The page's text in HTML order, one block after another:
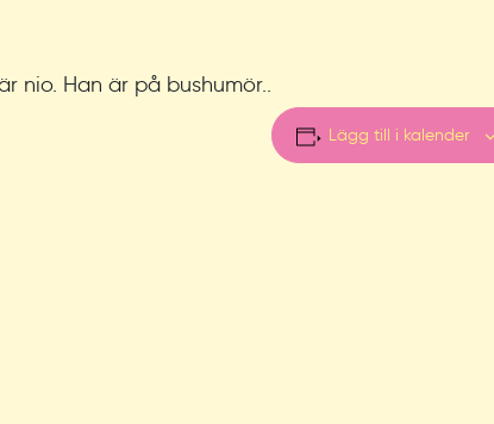
nio. Han är på bushumör..
Lägg till i kalender